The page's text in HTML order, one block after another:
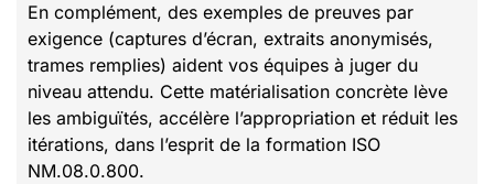
En complément, des exemples de preuves par
exigence (captures d’écran, extraits anonymisés,
trames remplies) aident vos équipes à juger du
niveau attendu. Cette matérialisation concrète lève
les ambiguïtés, accélère l’appropriation et réduit les
itérations, dans l’esprit de la formation ISO
NM.08.0.800.